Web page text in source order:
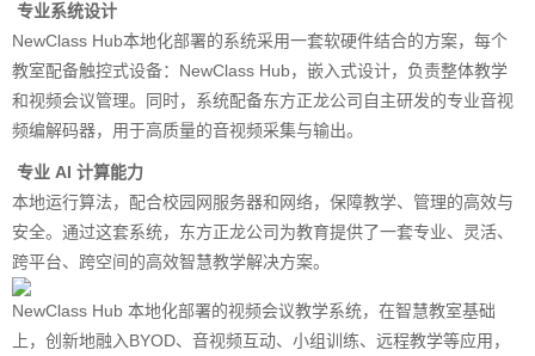
专业系统设计
NewClass Hub本地化部署的系统采用一套软硬件结合的方案，每个
教室配备触控式设备：NewClass Hub，嵌入式设计，负责整体教学
和视频会议管理。同时，系统配备东方正龙公司自主研发的专业音视
频编解码器，用于高质量的音视频采集与输出。
专业 AI 计算能力
本地运行算法，配合校园网服务器和网络，保障教学、管理的高效与
安全。通过这套系统，东方正龙公司为教育提供了一套专业、灵活、
跨平台、跨空间的高效智慧教学解决方案。
NewClass Hub 本地化部署的视频会议教学系统，在智慧教室基础
上，创新地融入BYOD、音视频互动、小组训练、远程教学等应用，